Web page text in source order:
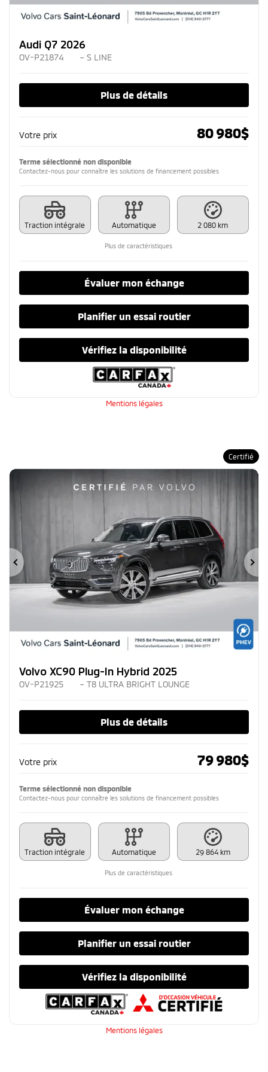
Audi Q7 2026
OV-P21874 – S LINE
Plus de détails
Votre prix 80 980$
Terme sélectionné non disponible
Contactez-nous pour connaître les solutions de financement possibles
Traction intégrale Automatique 2 080 km
Plus de caractéristiques
Évaluer mon échange
Planifier un essai routier
Vérifiez la disponibilité
Mentions légales
Certifié
Précédent
Volvo XC90 Plug-In Hybrid 2025
OV-P21925 – T8 ULTRA BRIGHT LOUNGE
Plus de détails
Votre prix 79 980$
Terme sélectionné non disponible
Contactez-nous pour connaître les solutions de financement possibles
Traction intégrale Automatique 29 864 km
Plus de caractéristiques
Évaluer mon échange
Planifier un essai routier
Vérifiez la disponibilité
Mentions légales